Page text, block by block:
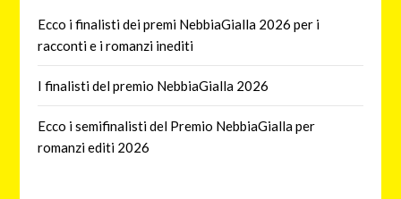
Ecco i finalisti dei premi NebbiaGialla 2026 per i
racconti e i romanzi inediti
I finalisti del premio NebbiaGialla 2026
Ecco i semifinalisti del Premio NebbiaGialla per
romanzi editi 2026